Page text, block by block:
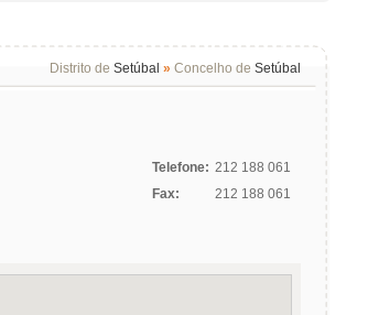
Distrito de Setúbal » Concelho de Setúbal
Telefone: 212 188 061
Fax:
212 188 061